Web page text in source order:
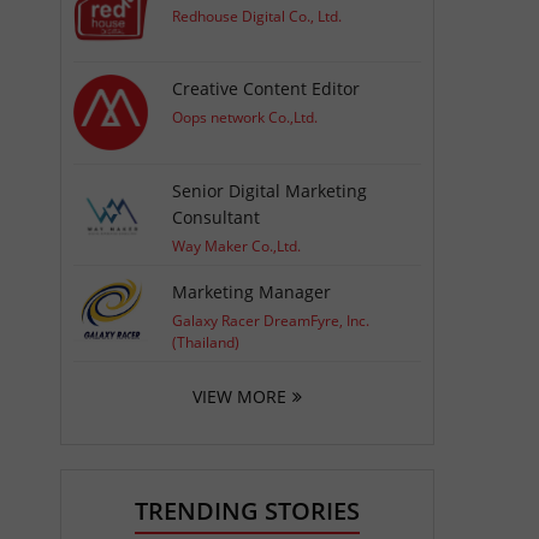
Redhouse Digital Co., Ltd.
Creative Content Editor
Oops network Co.,Ltd.
Senior Digital Marketing
Consultant
Way Maker Co.,Ltd.
Marketing Manager
Galaxy Racer DreamFyre, Inc.
(Thailand)
VIEW MORE
TRENDING STORIES